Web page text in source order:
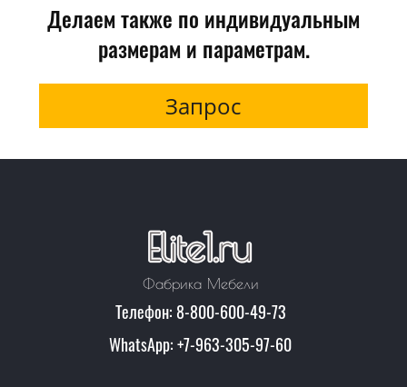
Делаем также по индивидуальным
размерам и параметрам.
Запрос
Фабрика Мебели
Телефон: 8-800-600-49-73
WhatsApp: +7-963-305-97-60